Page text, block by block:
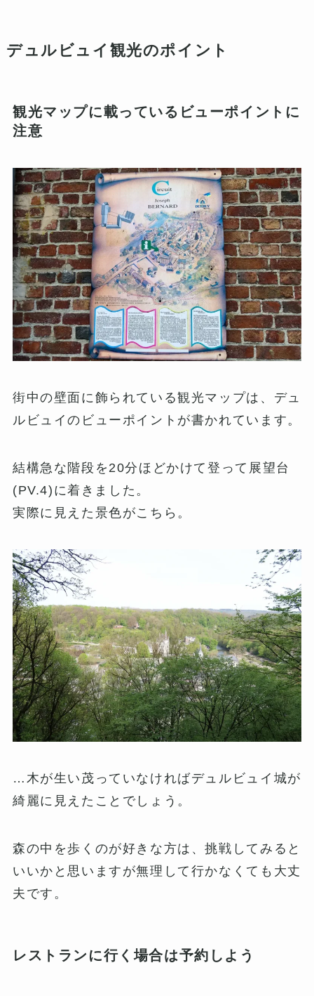
デュルビュイ観光のポイント
観光マップに載っているビューポイントに
注意
街中の壁面に飾られている観光マップは、デュ
ルビュイのビューポイントが書かれています。
結構急な階段を20分ほどかけて登って展望台
(PV.4)に着きました。
実際に見えた景色がこちら。
…木が生い茂っていなければデュルビュイ城が
綺麗に見えたことでしょう。
森の中を歩くのが好きな方は、挑戦してみると
いいかと思いますが無理して行かなくても大丈
夫です。
レストランに行く場合は予約しよう